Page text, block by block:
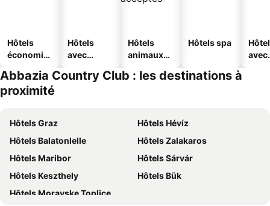
Hôtels
économiq
Hôtels
avec
Hôtels
animaux
Hôtels spa
avec
Abbazia Country Club : les destinations à
proximité
Hôtels Graz
Hôtels Hévíz
Hôtels Balatonlelle
Hôtels Zalakaros
Hôtels Maribor
Hôtels Sárvár
Hôtels Keszthely
Hôtels Bük
Hôtels Moravske Toplice